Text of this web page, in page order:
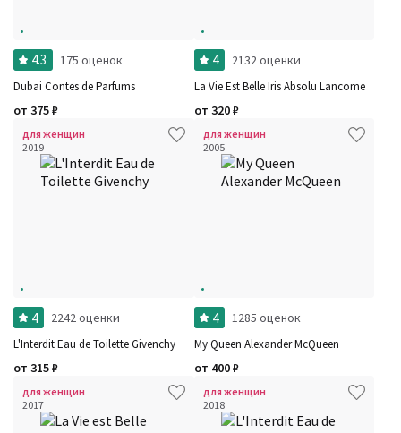
4.3 175 оценок
Dubai Contes de Parfums
от 375₽
4 2132 оценки
La Vie Est Belle Iris Absolu Lancome
от 320₽
для женщин
2019
4 2242 оценки
L'Interdit Eau de Toilette Givenchy
от 315₽
для женщин
2005
4 1285 оценок
My Queen Alexander McQueen
от 400₽
для женщин
2017
для женщин
2018